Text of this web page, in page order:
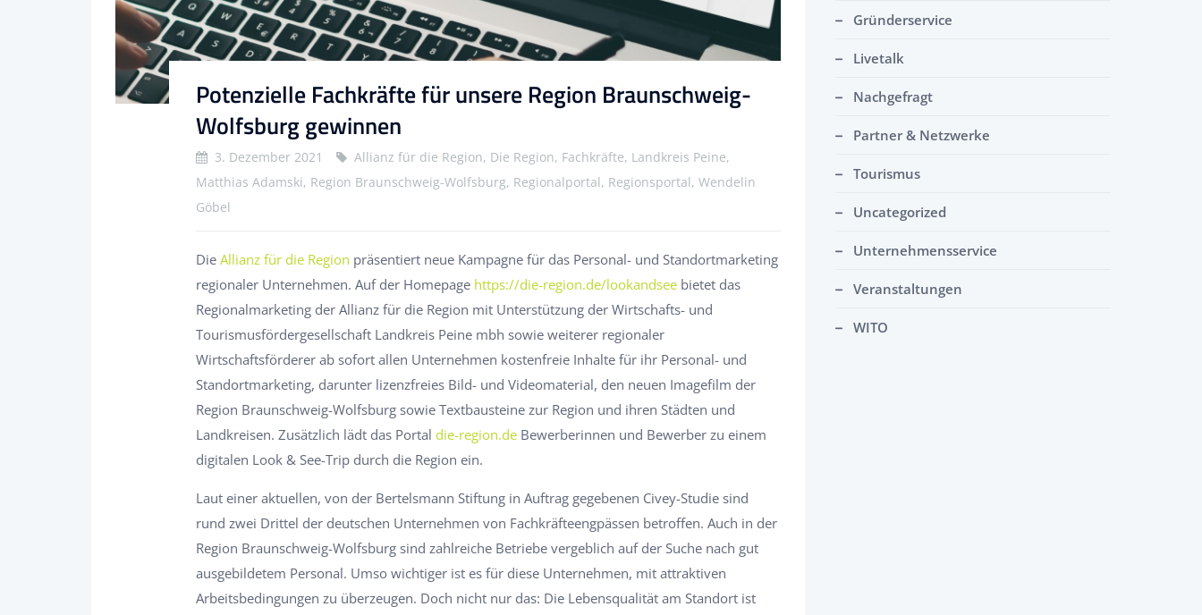
Potenzielle Fachkräfte für unsere Region Braunschweig-
Wolfsburg gewinnen
3. Dezember 2021
Allianz für die Region, Die Region, Fachkräfte, Landkreis Peine,
Matthias Adamski, Region Braunschweig-Wolfsburg, Regionalportal, Regionsportal, Wendelin
Göbel
Die Allianz für die Region präsentiert neue Kampagne für das Personal- und Standortmarketing
regionaler Unternehmen. Auf der Homepage https://die-region.de/lookandsee bietet das
Regionalmarketing der Allianz für die Region mit Unterstützung der Wirtschafts- und
Tourismusfördergesellschaft Landkreis Peine mbh sowie weiterer regionaler
Wirtschaftsförderer ab sofort allen Unternehmen kostenfreie Inhalte für ihr Personal- und
Standortmarketing, darunter lizenzfreies Bild- und Videomaterial, den neuen Imagefilm der
Region Braunschweig-Wolfsburg sowie Textbausteine zur Region und ihren Städten und
Landkreisen. Zusätzlich lädt das Portal die-region.de Bewerberinnen und Bewerber zu einem
digitalen Look & See-Trip durch die Region ein.
Laut einer aktuellen, von der Bertelsmann Stiftung in Auftrag gegebenen Civey-Studie sind
rund zwei Drittel der deutschen Unternehmen von Fachkräfteengpässen betroffen. Auch in der
Region Braunschweig-Wolfsburg sind zahlreiche Betriebe vergeblich auf der Suche nach gut
ausgebildetem Personal. Umso wichtiger ist es für diese Unternehmen, mit attraktiven
Arbeitsbedingungen zu überzeugen. Doch nicht nur das: Die Lebensqualität am Standort ist
Gründerservice
Livetalk
Nachgefragt
Partner & Netzwerke
Tourismus
Uncategorized
Unternehmensservice
Veranstaltungen
WITO